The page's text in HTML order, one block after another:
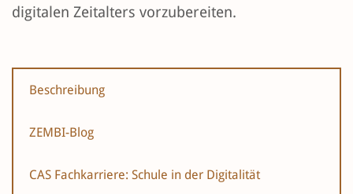
digitalen Zeitalters vorzubereiten.
Beschreibung
ZEMBI-Blog
CAS Fachkarriere: Schule in der Digitalität